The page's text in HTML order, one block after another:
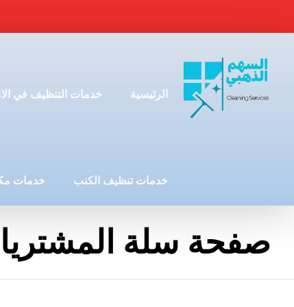
الرئيسية خدمات التنظيف في
خدمات تنظيف الكنب خدمات
صفحة سلة